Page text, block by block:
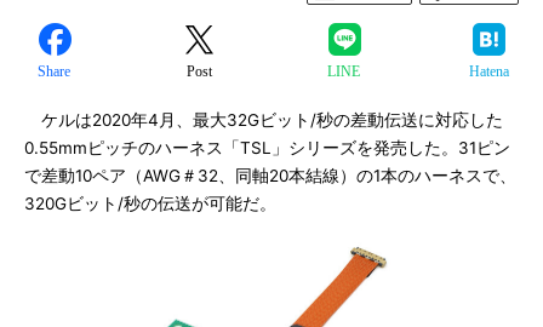
Share Post LINE Hatena
ケルは2020年4月、最大32Gビット/秒の差動伝送に対応した
0.55mmピッチのハーネス「TSL」シリーズを発売した。31ピン
で差動10ペア（AWG＃32、同軸20本結線）の1本のハーネスで、
320Gビット/秒の伝送が可能だ。